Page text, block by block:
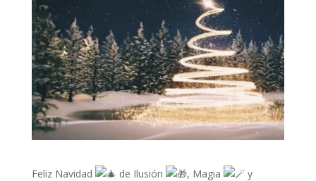
Feliz Navidad de Ilusión , Magia
y